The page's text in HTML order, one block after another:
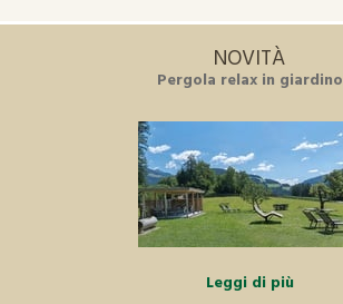
NOVITÀ
Pergola relax in giardino
Leggi di più